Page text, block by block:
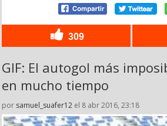
309
GIF: El autogol más
en mucho tiempo
por samuel_suafer12 el 8 abr 2016, 23:18